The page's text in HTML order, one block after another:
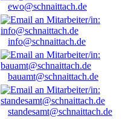
ewo@schnaittach.de
info@schnaittach.de
bauamt@schnaittach.de
standesamt@schnaittach.de